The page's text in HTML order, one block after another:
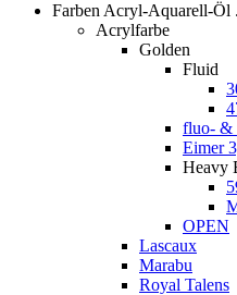
Farben Acryl-Aquarell-Öl
Acrylfarbe
Golden
Fluid
fluo- &
Eimer
Heavy
OPEN
Lascaux
Marabu
Royal Talens